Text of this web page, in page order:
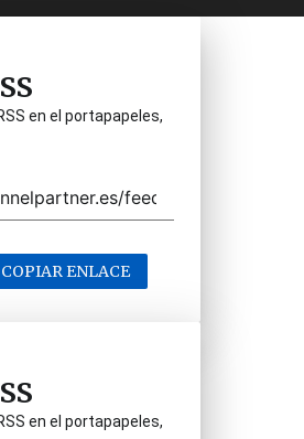
en el portapapeles,
COPIAR ENLACE
en el portapapeles,